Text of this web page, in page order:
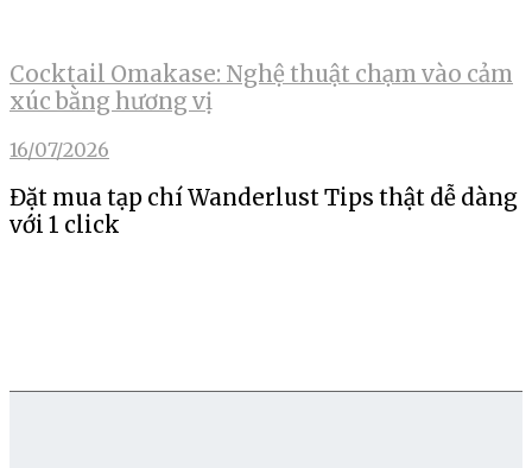
Cocktail Omakase: Nghệ thuật chạm vào cảm
xúc bằng hương vị
16/07/2026
Đặt mua tạp chí Wanderlust Tips thật dễ dàng
với 1 click